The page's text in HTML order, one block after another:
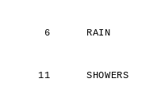
6      RAIN
11      SHOWERS